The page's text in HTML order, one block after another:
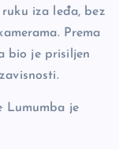
iza leđa, bez
Prema
bio je prisiljen
Lumumba je